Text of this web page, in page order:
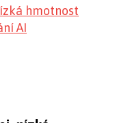
hmotnost
AI